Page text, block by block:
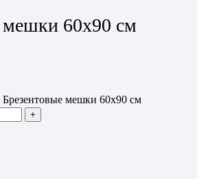
мешки 60х90 см
Брезентовые мешки 60х90 см